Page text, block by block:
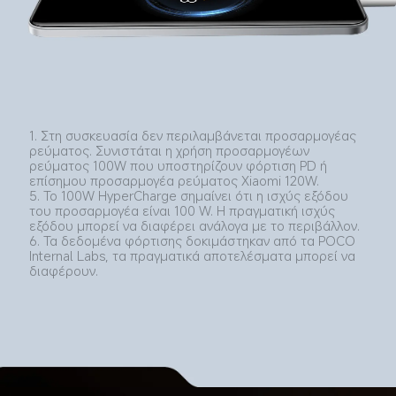
1. Στη συσκευασία δεν περιλαμβάνεται προσαρμογέας
ρεύματος. Συνιστάται η χρήση προσαρμογέων
ρεύματος 100W που υποστηρίζουν φόρτιση PD ή
επίσημου προσαρμογέα ρεύματος Xiaomi 120W.
5. Το 100W HyperCharge σημαίνει ότι η ισχύς εξόδου
του προσαρμογέα είναι 100 W. Η πραγματική ισχύς
εξόδου μπορεί να διαφέρει ανάλογα με το περιβάλλον.
6. Τα δεδομένα φόρτισης δοκιμάστηκαν από τα POCO
Internal Labs, τα πραγματικά αποτελέσματα μπορεί να
διαφέρουν.